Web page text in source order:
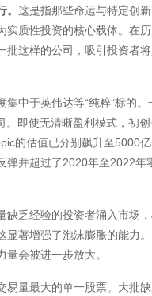
这是指那些命运与特定创
实质性投资的核心载体。在
批这样的公司，吸引投资者
集中于英伟达等“纯粹”标的
。即使无清晰盈利模式，初创
的估值已分别飙升至5000
弹并超过了2020年至2022年
缺乏经验的投资者涌入市场
显著增强了泡沫膨胀的能力
量会被进一步放大。
易量最大的单一股票。大批